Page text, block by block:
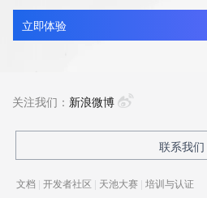
立即体验
关注我们： 新浪微博
联系我们
文档 | 开发者社区 | 天池大赛 | 培训与认证